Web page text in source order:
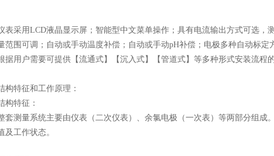
采用LCD液晶显示屏；智能型中文菜单操作；具有电流输出方式可选，
范围可调；自动或手动温度补偿；自动或手动pH补偿；电极多种自动标定
用户需要可提供【流通式】【沉入式】【管道式】等多种形式安装流程的
特征和工作原理：
特征：
测量系统主要由仪表（二次仪表）、余氯电极（一次表）等两部分组成
及工作状态。